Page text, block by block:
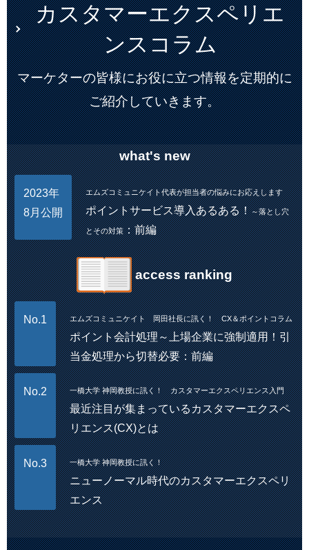
カスタマーエクスペリエ
ンスコラム
マーケターの皆様にお役に立つ情報を定期的に
ご紹介していきます。
what's new
2023年
8月公開
エムズコミュニケイト代表が担当者の悩みにお応えします
ポイントサービス導入あるある！～落とし穴
とその対策：前編
access ranking
No.1 エムズコミュニケイト 岡田社長に訊く！ CX＆ポイントコラム
ポイント会計処理～上場企業に強制適用！引
当金処理から切替必要：前編
No.2 一橋大学 神岡教授に訊く！ カスタマーエクスペリエンス入門
最近注目が集まっているカスタマーエクスペ
リエンス(CX)とは
No.3 一橋大学 神岡教授に訊く！
ニューノーマル時代のカスタマーエクスペリ
エンス